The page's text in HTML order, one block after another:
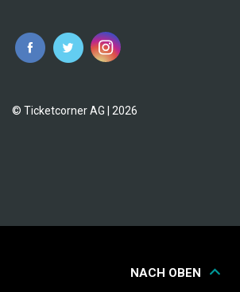
fr
© Ticketcorner AG | 2026
NACH OBEN